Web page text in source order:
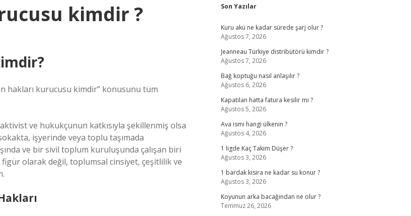
kimdir ?
hakları kurucusu kimdir” konusunu tüm
ve hukukçunun katkısıyla şekillenmiş olsa
işyerinde veya toplu taşımada
ve bir sivil toplum kuruluşunda çalışan biri
olarak değil, toplumsal cinsiyet, çeşitlilik ve
Sidebar
Son Yazılar
Kuru akü ne kadar sürede şarj olur ?
Ağustos 7, 2026
Jeanneau Türkiye distribütörü kimdir ?
Ağustos 7, 2026
Bağ koptuğu nasıl anlaşılır ?
Ağustos 6, 2026
Kapatılan hatta fatura kesilir mi ?
Ağustos 5, 2026
Ava ismi hangi ülkenin ?
Ağustos 4, 2026
1 ligde Kaç Takim Düşer ?
Ağustos 3, 2026
1 bardak kisira ne kadar su konur ?
Ağustos 3, 2026
Koyunun arka bacağından ne olur ?
Temmuz 26, 2026